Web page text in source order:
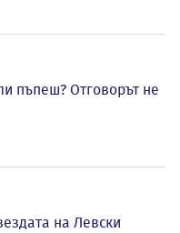
пъпеш? Отговорът не
на Левски